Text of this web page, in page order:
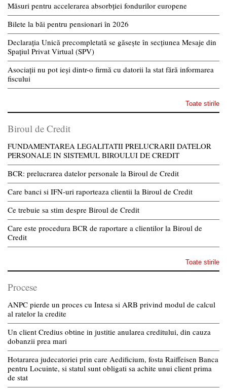
Măsuri pentru accelerarea absorbției fondurilor europene
Bilete la băi pentru pensionari în 2026
Declarația Unică precompletată se găsește în secțiunea Mesaje din
Spațiul Privat Virtual (SPV)
Asociații nu pot ieși dintr-o firmă cu datorii la stat fără informarea
fiscului
Toate stirile
Biroul de Credit
FUNDAMENTAREA LEGALITATII PRELUCRARII DATELOR
PERSONALE IN SISTEMUL BIROULUI DE CREDIT
BCR: prelucrarea datelor personale la Biroul de Credit
Care banci si IFN-uri raporteaza clientii la Biroul de Credit
Ce trebuie sa stim despre Biroul de Credit
Care este procedura BCR de raportare a clientilor la Biroul de
Credit
Toate stirile
Procese
ANPC pierde un proces cu Intesa si ARB privind modul de calcul
al ratelor la credite
Un client Credius obtine in justitie anularea creditului, din cauza
dobanzii prea mari
Hotararea judecatoriei prin care Aedificium, fosta Raiffeisen Banca
pentru Locuinte, si statul sunt obligati sa achite unui client prima
de stat